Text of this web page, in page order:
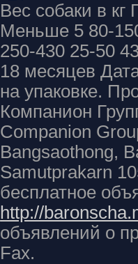
Вес собаки в кг
Меньше 5 80-
250-430 25-50
18 месяцев
на упаковке.
Компанион
Companion
Bangsaothong,
Samutprakarn
бесплатное
http://
объявлений о
Fax.